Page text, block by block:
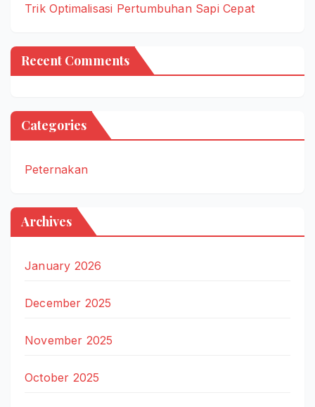
Trik Optimalisasi Pertumbuhan Sapi Cepat
Recent Comments
Categories
Peternakan
Archives
January 2026
December 2025
November 2025
October 2025